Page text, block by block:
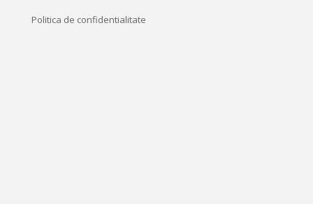
Politica de confidentialitate